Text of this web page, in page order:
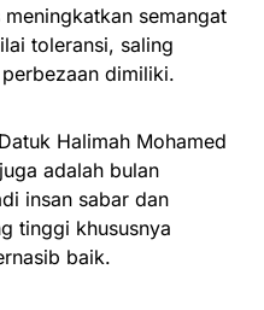
semangat
toleransi, saling
dimiliki.
Halimah Mohamed
adalah bulan
insan sabar dan
tinggi khususnya
baik.